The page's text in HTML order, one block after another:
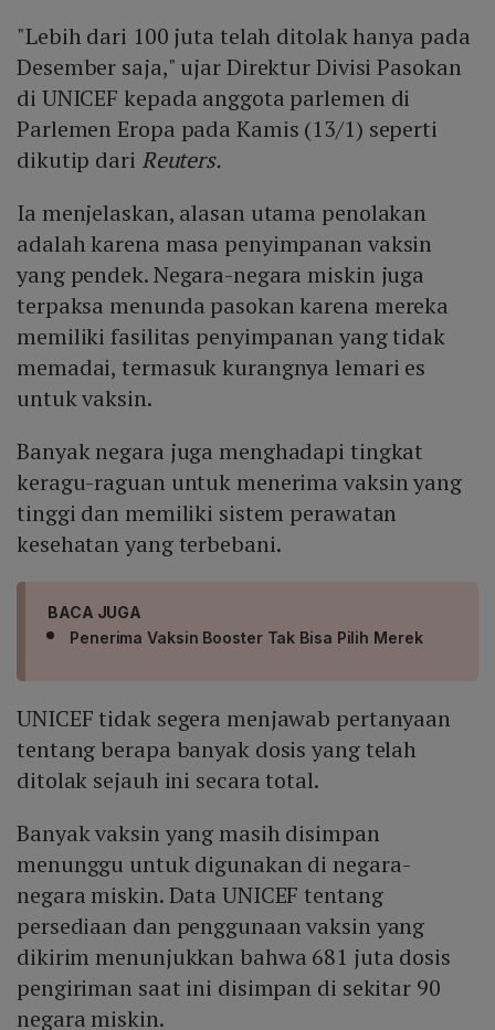
"Lebih dari 100 juta telah ditolak hanya pada
Desember saja," ujar Direktur Divisi Pasokan
di UNICEF kepada anggota parlemen di
Parlemen Eropa pada Kamis (13/1) seperti
dikutip dari Reuters.
Ia menjelaskan, alasan utama penolakan
adalah karena masa penyimpanan vaksin
yang pendek. Negara-negara miskin juga
terpaksa menunda pasokan karena mereka
memiliki fasilitas penyimpanan yang tidak
memadai, termasuk kurangnya lemari es
untuk vaksin.
Banyak negara juga menghadapi tingkat
keragu-raguan untuk menerima vaksin yang
tinggi dan memiliki sistem perawatan
kesehatan yang terbebani.
BACA JUGA
Penerima Vaksin Booster Tak Bisa Pilih Merek
UNICEF tidak segera menjawab pertanyaan
tentang berapa banyak dosis yang telah
ditolak sejauh ini secara total.
Banyak vaksin yang masih disimpan
menunggu untuk digunakan di negara-
negara miskin. Data UNICEF tentang
persediaan dan penggunaan vaksin yang
dikirim menunjukkan bahwa 681 juta dosis
pengiriman saat ini disimpan di sekitar 90
negara miskin.